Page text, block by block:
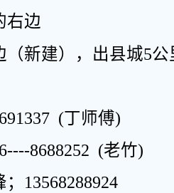
右边
（新建），出县城5公
(丁师傅)
8688252 (老竹)
13568288924